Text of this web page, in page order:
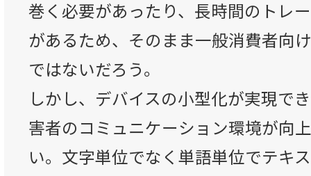
巻く必要があったり、長時間のトレ
があるため、そのまま一般消費者向
ではないだろう。
しかし、デバイスの小型化が実現で
害者のコミュニケーション環境が向
い。文字単位でなく単語単位でテキ